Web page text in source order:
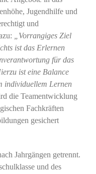
Jugendhilfe und
und
„Vorrangiges Ziel
ist das Erlernen
für das
ist eine Balance
individuellem Lernen
die Teamentwicklung
Fachkräften
gesichert
Jahrgängen getrennt.
und des